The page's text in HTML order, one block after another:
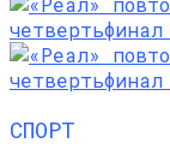
СПОРТ